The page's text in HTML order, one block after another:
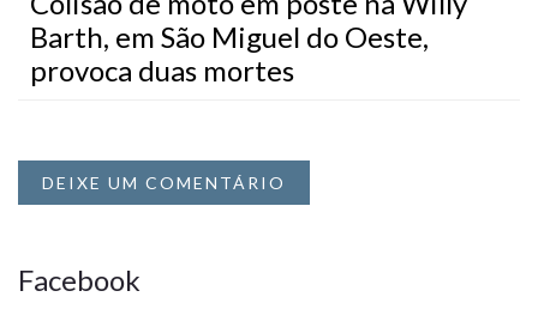
Barth, em São Miguel do Oeste,
provoca duas mortes
DEIXE UM COMENTÁRIO
Facebook